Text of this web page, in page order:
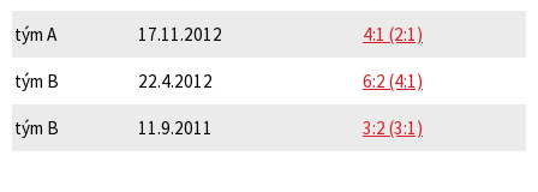
tým A 17.11.2012 4:1 (2:1)
tým B 22.4.2012 6:2 (4:1)
tým B 11.9.2011 3:2 (3:1)